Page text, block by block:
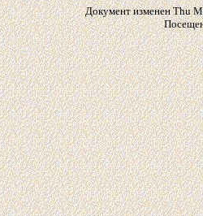
Документ изменен Thu